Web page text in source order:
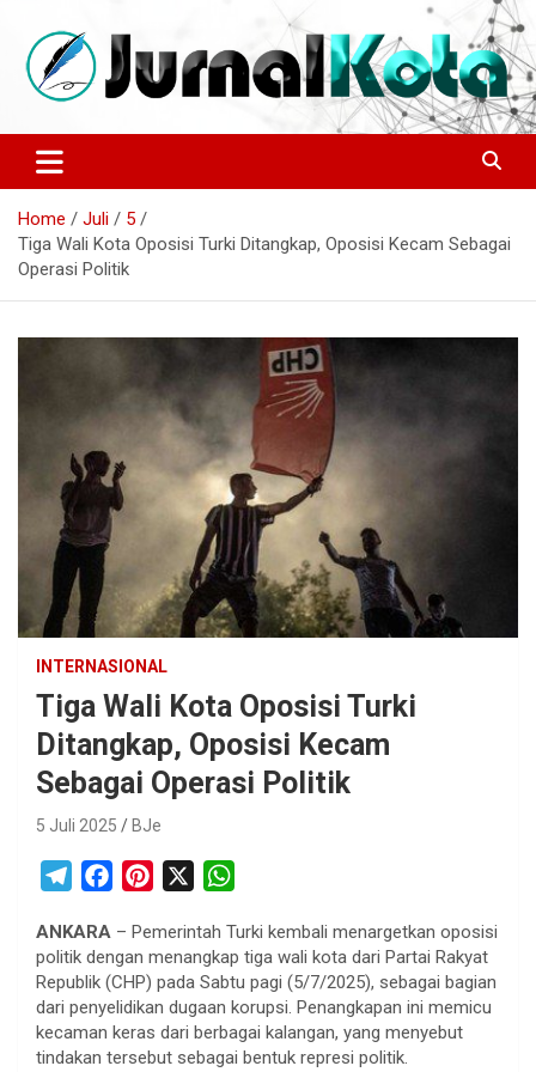
content
JURNALKOTA.NET
Sumber Berita Indonesia dan Internasional Terkini
Home Juli
5
Tiga Wali Kota Oposisi Turki Ditangkap, Oposisi Kecam Sebagai
Operasi Politik
INTERNASIONAL
Tiga Wali Kota Oposisi Turki
Ditangkap, Oposisi Kecam
Sebagai Operasi Politik
5 Juli 2025 BJe
l
e
g
r
a
c
e
b
o
o
n
t
e
r
e
a
t
s
A
p
ANKARA – Pemerintah Turki kembali menargetkan oposisi
politik dengan menangkap tiga wali kota dari Partai Rakyat
Republik (CHP) pada Sabtu pagi (5/7/2025), sebagai bagian
dari penyelidikan dugaan korupsi. Penangkapan ini memicu
kecaman keras dari berbagai kalangan, yang menyebut
tindakan tersebut sebagai bentuk represi politik.